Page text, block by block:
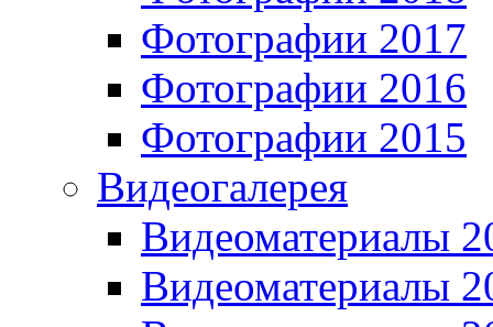
Фотографии 2017
Фотографии 2016
Фотографии 2015
Видеогалерея
Видеоматериалы
Видеоматериалы